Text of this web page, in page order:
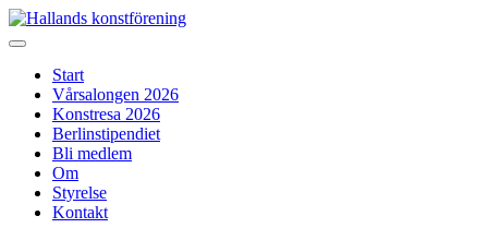
Skip
to
Start
Vårsalongen 2026
Konstresa 2026
Berlinstipendiet
Bli medlem
Om
Styrelse
Kontakt